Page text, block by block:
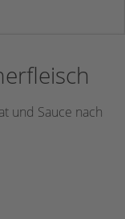
und Sauce nach